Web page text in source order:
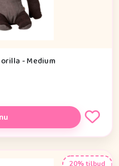
- Medium
20% tilbud